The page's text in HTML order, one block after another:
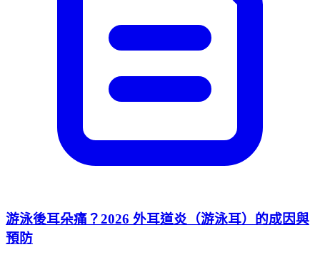
游泳後耳朵痛？2026 外耳道炎（游泳耳）的成因與
預防